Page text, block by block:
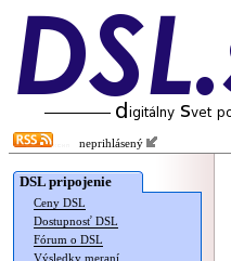
neprihlásený
DSL pripojenie
Ceny DSL
Dostupnosť DSL
Fórum o DSL
Výsledky meraní